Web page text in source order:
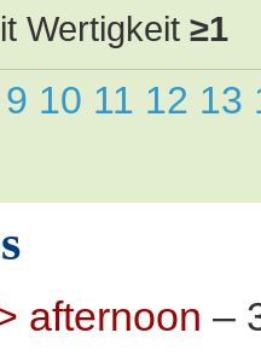
Wertigkeit ≥1
9 10 11 12 13
afternoon –